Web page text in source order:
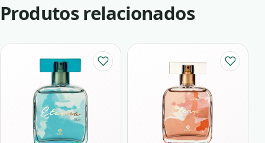
Produtos relacionados